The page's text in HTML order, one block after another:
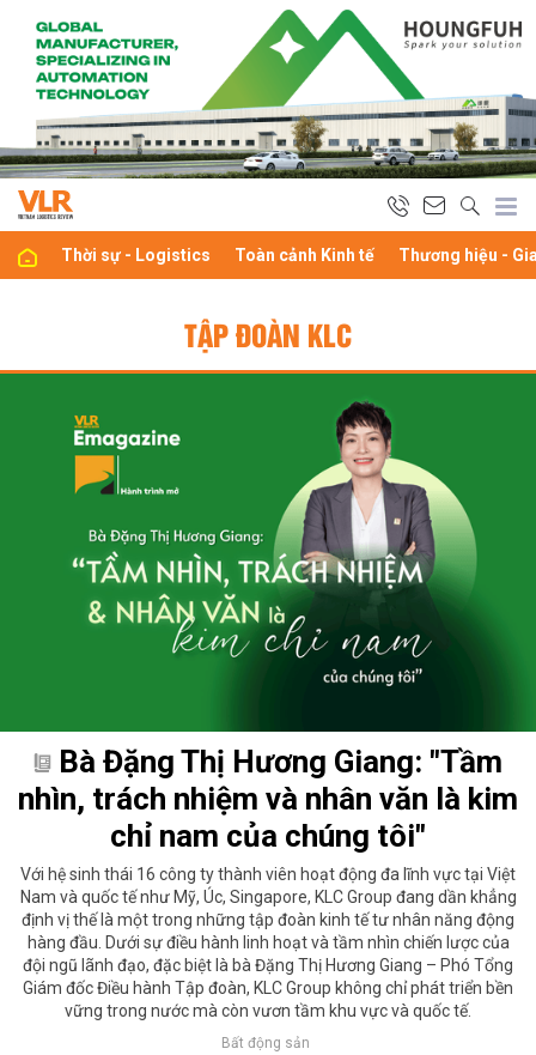
Thời sự - Logistics Toàn cảnh Kinh tế Thương hiệu -
TẬP ĐOÀN KLC
Bà Đặng Thị Hương Giang: "Tầm
nhìn, trách nhiệm và nhân văn là kim
chỉ nam của chúng tôi"
Với hệ sinh thái 16 công ty thành viên hoạt động đa lĩnh vực tại Việt
Nam và quốc tế như Mỹ, Úc, Singapore, KLC Group đang dần khẳng
định vị thế là một trong những tập đoàn kinh tế tư nhân năng động
hàng đầu. Dưới sự điều hành linh hoạt và tầm nhìn chiến lược của
đội ngũ lãnh đạo, đặc biệt là bà Đặng Thị Hương Giang – Phó Tổng
Giám đốc Điều hành Tập đoàn, KLC Group không chỉ phát triển bền
vững trong nước mà còn vươn tầm khu vực và quốc tế.
Bất động sản